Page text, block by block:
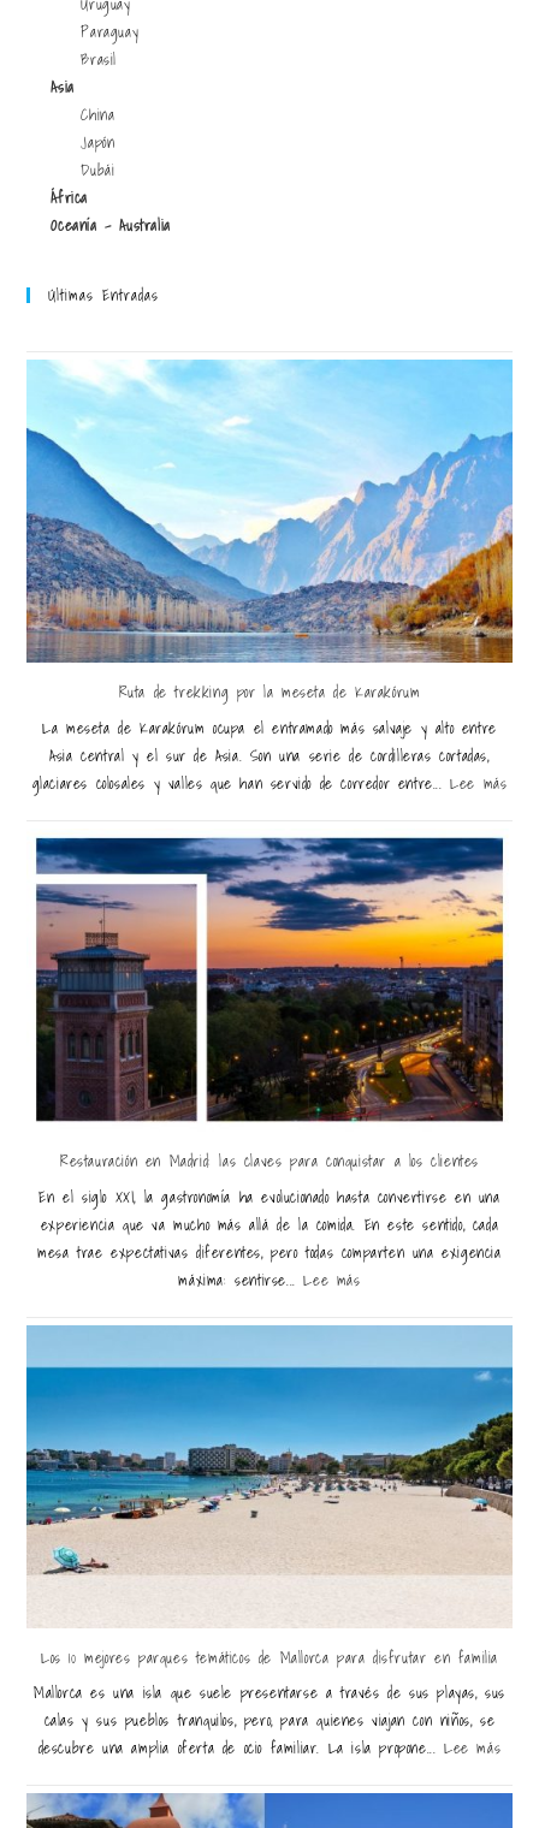
Paraguay
Brasil
Asia
China
Japón
Dubái
África
Oceanía - Australia
Últimas Entradas
Ruta de trekking por la meseta de Karakórum
La meseta de Karakórum ocupa el entramado más salvaje y alto entre
Asia central y el sur de Asia. Son una serie de cordilleras cortadas,
glaciares colosales y valles que han servido de corredor entre...Lee más
Restauración en Madrid: las claves para conquistar a los clientes
En el siglo XXI, la gastronomía ha evolucionado hasta convertirse en una
experiencia que va mucho más allá de la comida. En este sentido, cada
mesa trae expectativas diferentes, pero todas comparten una exigencia
máxima: sentirse...Lee más
Los 10 mejores parques temáticos de Mallorca para disfrutar en familia
Mallorca es una isla que suele presentarse a través de sus playas, sus
calas y sus pueblos tranquilos, pero, para quienes viajan con niños, se
descubre una amplia oferta de ocio familiar. La isla propone...Lee más